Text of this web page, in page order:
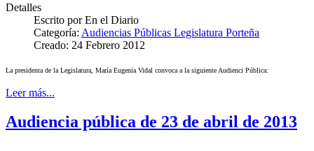
Detalles
Escrito porEn el Diario
Categoría: Audiencias Públicas Legislatura Porteña
Creado: 24 Febrero 2012
La presidenta de la Legislatura, María Eugenia Vidal convoca a la siguiente Audienci Pública:
Leer más...
Audiencia pública de 23 de abril de 2013